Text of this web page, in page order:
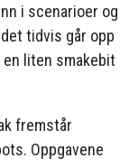
i scenarioer og
tidvis går opp
liten smakebit
fremstår
Oppgavene